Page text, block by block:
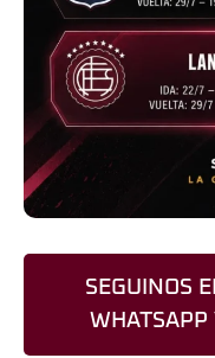
SEGUINOS
WHATSAPP